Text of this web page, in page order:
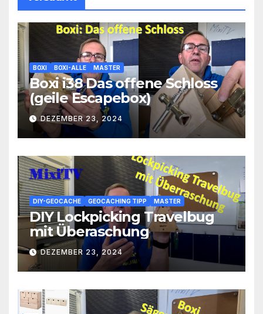
BOXI BOXI-ALLE MASTER
Boxi i38 Das offene Schloss
(geile Escapebox)
DEZEMBER 23, 2024
DIY-GEOCACHE GEOCACHING TIPP MASTER
DIY Lockpicking Travelbug
mit Überaschung
DEZEMBER 23, 2024